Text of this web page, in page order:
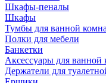
Шкафы-пеналы
Шкафы
Тумбы для ванной
Полки для мебели
Банкетки
Аксессуары для ванной
Держатели для